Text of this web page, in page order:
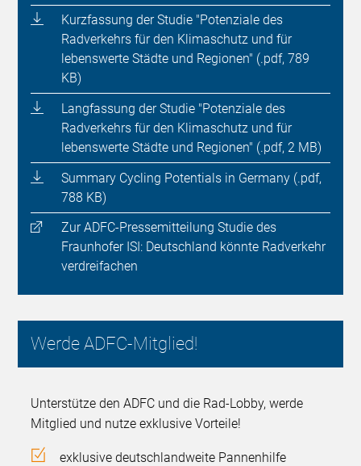
Kurzfassung der Studie "Potenziale des
Radverkehrs für den Klimaschutz und für
lebenswerte Städte und Regionen" (.pdf, 789
KB)
Langfassung der Studie "Potenziale des
Radverkehrs für den Klimaschutz und für
lebenswerte Städte und Regionen" (.pdf, 2 MB)
Summary Cycling Potentials in Germany (.pdf,
788 KB)
Zur ADFC-Pressemitteilung Studie des
Fraunhofer ISI: Deutschland könnte Radverkehr
verdreifachen
Werde ADFC-Mitglied!
Unterstütze den ADFC und die Rad-Lobby, werde
Mitglied und nutze exklusive Vorteile!
exklusive deutschlandweite Pannenhilfe